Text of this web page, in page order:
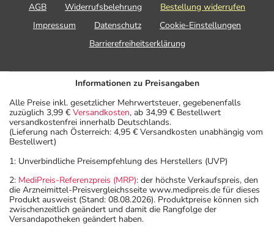
AGB Widerrufsbelehrung
Bestellung widerrufen
Impressum
Datenschutz
Cookie-Einstellungen
Barrierefreiheitserklärung
Informationen zu Preisangaben
Alle Preise inkl. gesetzlicher Mehrwertsteuer, gegebenenfalls
zuzüglich 3,99 € Versandkosten, ab 34,99 € Bestellwert
versandkostenfrei innerhalb Deutschlands.
(Lieferung nach Österreich: 4,95 € Versandkosten unabhängig vom
Bestellwert)
1: Unverbindliche Preisempfehlung des Herstellers (UVP)
2: MediPreis-Referenzpreis (MRP): der höchste Verkaufspreis, den
die Arzneimittel-Preisvergleichsseite www.medipreis.de für dieses
Produkt ausweist (Stand: 08.08.2026). Produktpreise können sich
zwischenzeitlich geändert und damit die Rangfolge der
Versandapotheken geändert haben.